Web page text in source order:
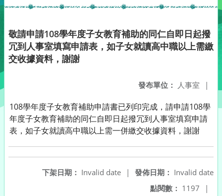
敬請申請108學年度子女教育補助的同仁自即日起撥
冗到人事室填寫申請表，如子女就讀高中職以上需繳
交收據資料，謝謝
發布單位： 人事室 |
108學年度子女教育補助申請書已列印完成，請申請108學
年度子女教育補助的同仁自即日起撥冗到人事室填寫申請
表，如子女就讀高中職以上需一併繳交收據資料，謝謝
發佈日期： Invalid date
下架日期： Invalid date
|
點閱數： 1197 |